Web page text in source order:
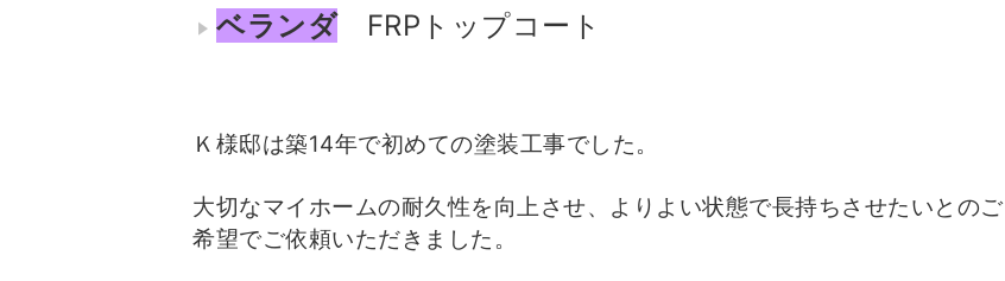
ベランダFRPトップコート
Ｋ様邸は築14年で初めての塗装工事でした。
大切なマイホームの耐久性を向上させ、よりよい状態で長持ちさせたいとのご
希望でご依頼いただきました。